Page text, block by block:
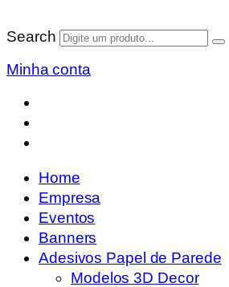
Search
Minha conta
Home
Empresa
Eventos
Banners
Adesivos Papel de Parede
Modelos 3D Decor